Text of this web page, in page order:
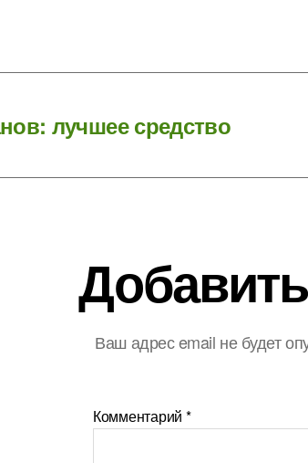
лучшее средство
Ваш адрес email не будет
Комментарий *